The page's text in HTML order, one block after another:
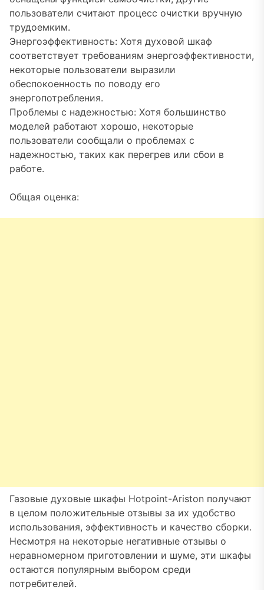
пользователи считают процесс очистки вручную
трудоемким.
Энергоэффективность: Хотя духовой шкаф
соответствует требованиям энергоэффективности,
некоторые пользователи выразили
обеспокоенность по поводу его
энергопотребления.
Проблемы с надежностью: Хотя большинство
моделей работают хорошо, некоторые
пользователи сообщали о проблемах с
надежностью, таких как перегрев или сбои в
работе.
Общая оценка:
Газовые духовые шкафы Hotpoint-Ariston получают
в целом положительные отзывы за их удобство
использования, эффективность и качество сборки.
Несмотря на некоторые негативные отзывы о
неравномерном приготовлении и шуме, эти шкафы
остаются популярным выбором среди
потребителей.